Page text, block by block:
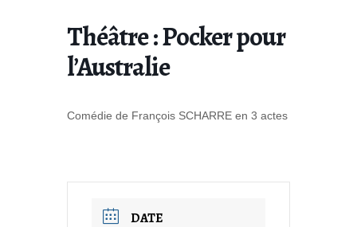
Théâtre : Pocker pour
l’Australie
Comédie de François SCHARRE en 3 actes
DATE